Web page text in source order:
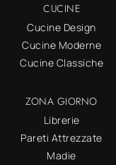
CUCINE
Cucine Design
Cucine Moderne
Cucine Classiche
ZONA GIORNO
Librerie
Pareti Attrezzate
Madie